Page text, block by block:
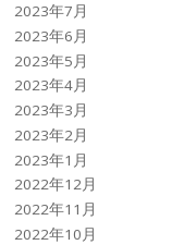
2023年7月
2023年6月
2023年5月
2023年4月
2023年3月
2023年2月
2023年1月
2022年12月
2022年11月
2022年10月